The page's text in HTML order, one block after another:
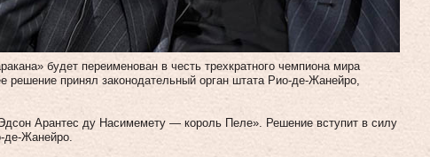
будет переименован в честь трехкратного чемпиона мира
принял законодательный орган штата Рио-де-Жанейро,
Арантес ду Насимемету — король Пеле». Решение вступит в силу
де-Жанейро.